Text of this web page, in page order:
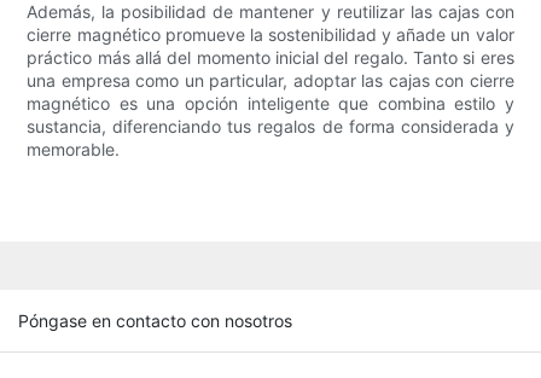
Además, la posibilidad de mantener y reutilizar las cajas con
cierre magnético promueve la sostenibilidad y añade un valor
práctico más allá del momento inicial del regalo. Tanto si eres
una empresa como un particular, adoptar las cajas con cierre
magnético es una opción inteligente que combina estilo y
sustancia, diferenciando tus regalos de forma considerada y
memorable.
Póngase en contacto con nosotros